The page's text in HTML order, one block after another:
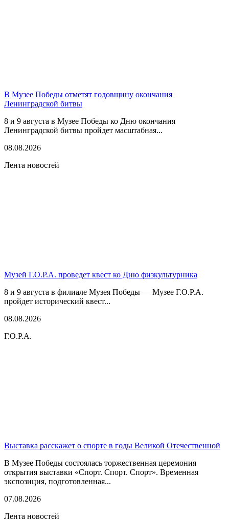
В Музее Победы отметят годовщину окончания
Ленинградской битвы
8 и 9 августа в Музее Победы ко Дню окончания
Ленинградской битвы пройдет масштабная...
08.08.2026
Лента новостей
Музей Г.О.Р.А. проведет квест ко Дню физкультурника
8 и 9 августа в филиале Музея Победы — Музее Г.О.Р.А.
пройдет исторический квест...
08.08.2026
Г.О.Р.А.
Выставка расскажет о спорте в годы Великой Отечественной
В Музее Победы состоялась торжественная церемония
открытия выставки «Спорт. Спорт. Спорт». Временная
экспозиция, подготовленная...
07.08.2026
Лента новостей